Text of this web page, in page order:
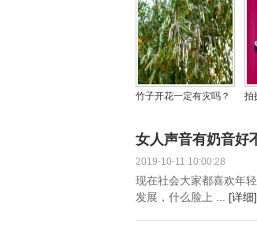
么办？
竹子开花一定有灾吗？
凶
拍
影
女人声音有奶音好
2019-10-11 10:00:28
现在社会大家都喜欢年
发展，什么脸上 ... [详细]